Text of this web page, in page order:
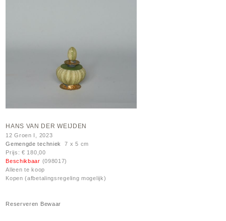
HANS VAN DER WEIJDEN
12 Groen I, 2023
Gemengde techniek
7 x 5 cm
Prijs: € 180,00
Beschikbaar (098017)
Alleen te koop
Kopen (afbetalingsregeling mogelijk)
Reserveren Bewaar